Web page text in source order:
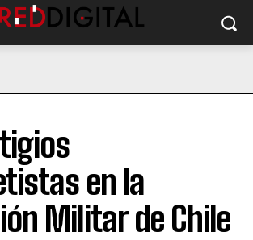
en la
Militar de Chile